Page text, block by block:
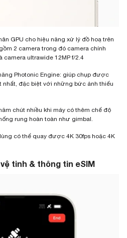
GPU cho hiệu năng xử lý đồ hoạ trên
2 camera trong đó camera chính
camera ultrawide 12MP f/2.4
Photonic Engine: giúp chụp được
nhất, đặc biệt với những bức ảnh thiếu
chút nhiều khi máy có thêm chế độ
rung hoàn toàn như gimbal.
có thể quay được 4K 30fps hoặc 4K
tinh & thông tin eSIM